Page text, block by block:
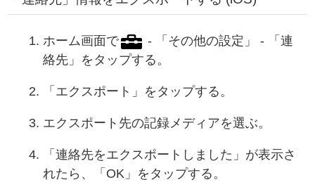
ホーム画面で
- 「その他の設定」 - 「連
絡先」をタップする。
「エクスポート」をタップする。
エクスポート先の記録メディアを選ぶ。
「連絡先をエクスポートしました」が表示さ
れたら、「OK」をタップする。